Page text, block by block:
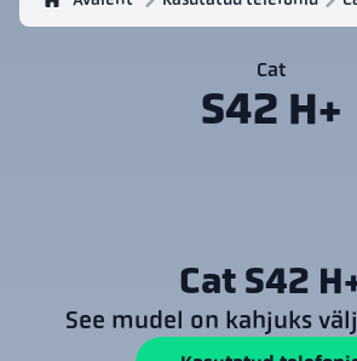
Cat
S42 H+
Cat S42
See mudel on kahjuks